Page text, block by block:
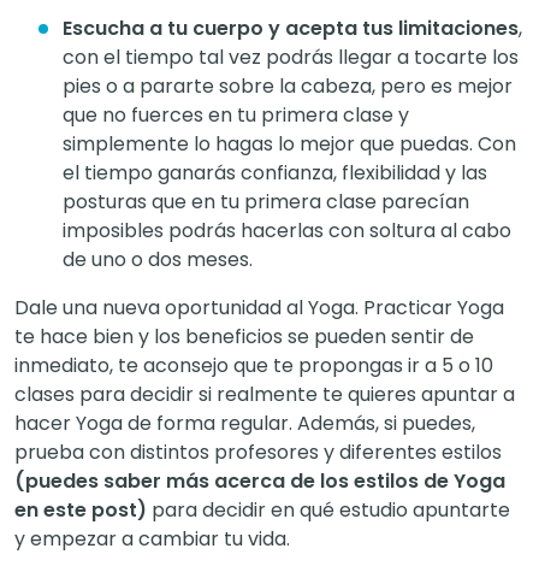
Escucha a tu cuerpo y acepta tus limitaciones,
con el tiempo tal vez podrás llegar a tocarte los
pies o a pararte sobre la cabeza, pero es mejor
que no fuerces en tu primera clase y
simplemente lo hagas lo mejor que puedas. Con
el tiempo ganarás confianza, flexibilidad y las
posturas que en tu primera clase parecían
imposibles podrás hacerlas con soltura al cabo
de uno o dos meses.
Dale una nueva oportunidad al Yoga. Practicar Yoga
te hace bien y los beneficios se pueden sentir de
inmediato, te aconsejo que te propongas ir a 5 o 10
clases para decidir si realmente te quieres apuntar a
hacer Yoga de forma regular. Además, si puedes,
prueba con distintos profesores y diferentes estilos
(puedes saber más acerca de los estilos de Yoga
en este post) para decidir en qué estudio apuntarte
y empezar a cambiar tu vida.